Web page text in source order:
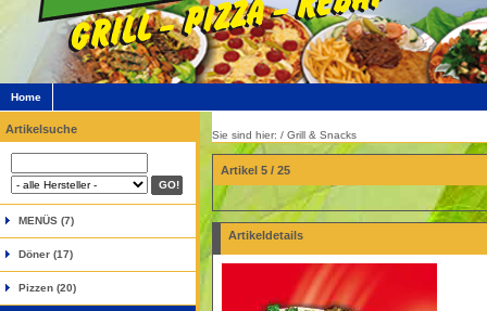
Home
Artikelsuche
MENÜS (7)
Döner (17)
Pizzen (20)
Sie sind hier: / Grill & Snacks
Artikel 5 / 25
Artikeldetails